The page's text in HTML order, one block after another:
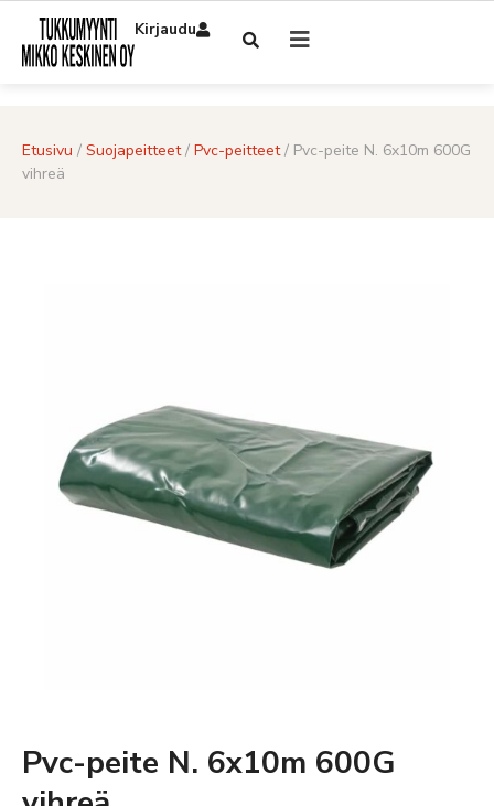
Kirjaudu
Etusivu / Suojapeitteet/ Pvc-peitteet/ Pvc-peite N. 6x10m 600G
vihreä
Pvc-peite N. 6x10m 600G